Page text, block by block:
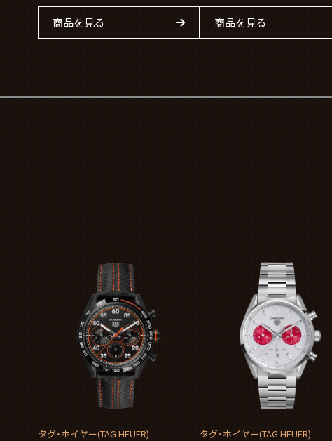
商品を見る 商品を見る
タグ・ホイヤー(TAG HEUER) タグ・ホイヤー(TAG HEUER)